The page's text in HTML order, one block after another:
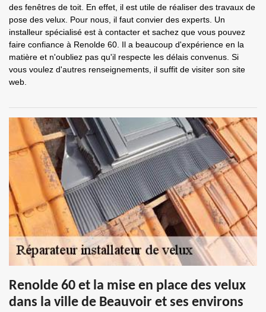
des fenêtres de toit. En effet, il est utile de réaliser des travaux de
pose des velux. Pour nous, il faut convier des experts. Un
installeur spécialisé est à contacter et sachez que vous pouvez
faire confiance à Renolde 60. Il a beaucoup d'expérience en la
matière et n'oubliez pas qu'il respecte les délais convenus. Si
vous voulez d'autres renseignements, il suffit de visiter son site
web.
Renolde 60 et la mise en place des velux
dans la ville de Beauvoir et ses environs